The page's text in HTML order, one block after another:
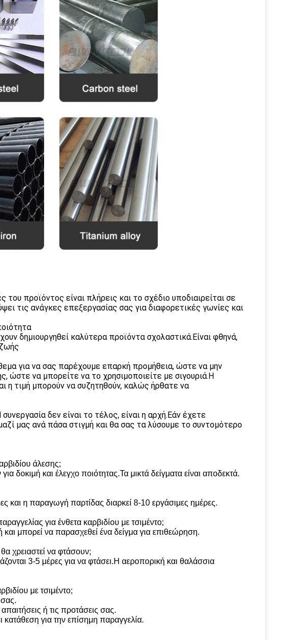
προϊόντος είναι πλήρεις και το σχέδιο υποδιαιρείται σε
τις ανάγκες επεξεργασίας σας για διαφορετικές γωνίες και
δημιουργηθεί καλύτερα προϊόντα σχολαστικά.Είναι φθηνά,
για να σας παρέχουμε επαρκή προμήθεια, ώστε να μην
ώστε να μπορείτε να το χρησιμοποιείτε με σιγουριά.Η
η τιμή μπορούν να συζητηθούν, καλώς ήρθατε να
δεν είναι το τέλος, είναι η αρχή.Εάν έχετε
μας ανά πάσα στιγμή και θα σας τα λύσουμε το συντομότερο
άλεσης;
δοκιμή και έλεγχο ποιότητας.Τα μικτά δείγματα είναι αποδεκτά.
και η παραγωγή παρτίδας διαρκεί 8-10 εργάσιμες ημέρες.
για ένθετα καρβιδίου με τσιμέντο;
μπορεί να παρασχεθεί ένα δείγμα για επιθεώρηση.
χρειαστεί να φτάσουν;
3-5 μέρες για να φτάσει.Η αεροπορική και θαλάσσια
με τσιμέντο;
ή τις προτάσεις σας.
κατάθεση για την επίσημη παραγγελία.